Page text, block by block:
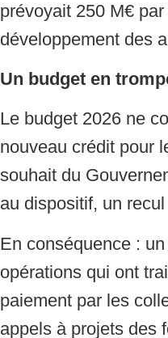
prévoyait 250 M€
développement des
Un budget en
Le budget 2026 ne
nouveau crédit pour
souhait du
au dispositif, un recul
En conséquence :
opérations qui ont
paiement par les
appels à projets des